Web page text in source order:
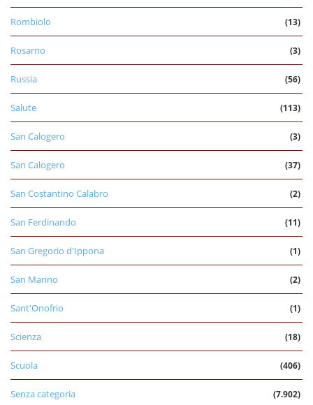
Rombiolo (13)
Rosarno (3)
Russia (56)
Salute (113)
San Calogero (3)
San Calogero (37)
San Costantino Calabro (2)
San Ferdinando (11)
San Gregorio d'Ippona (1)
San Marino (2)
Sant'Onofrio (1)
Scienza (18)
Scuola (406)
Senza categoria (7.902)